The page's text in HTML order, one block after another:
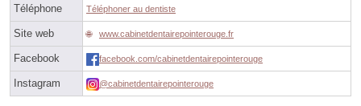
Téléphone Téléphoner au dentiste
Site web www.cabinetdentairepointerouge.fr
Facebook facebook.com/cabinetdentairepointerouge
Instagram @cabinetdentairepointerouge